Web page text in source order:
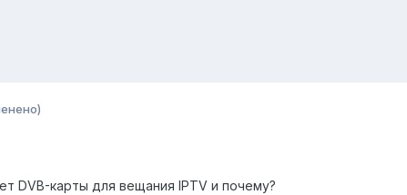
DVB-карты для вещания IPTV и почему?